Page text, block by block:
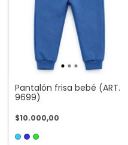
Pantalón frisa bebé (ART.
9699)
$10.000,00